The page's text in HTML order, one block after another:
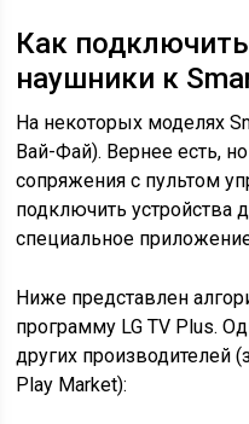
Как
наушники к
На некоторых моделях
Вай-Фай). Вернее есть,
сопряжения с пультом
подключить устройства
специальное
Ниже представлен
программу LG TV Plus.
других производителей
Play Market):